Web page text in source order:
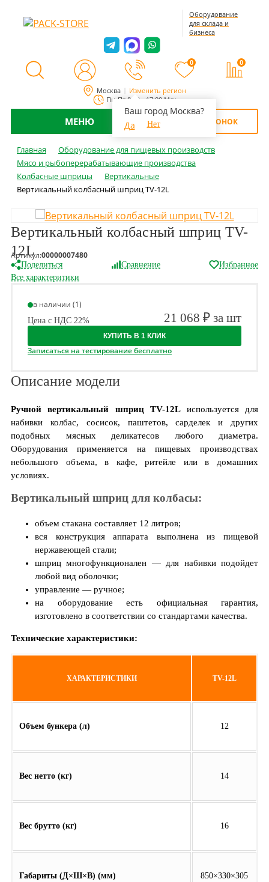
Москва Изменить регион
Ваш город Москва?
Да
Нет
Пн-Пт 8:00 - 17:00 Мск
Оборудование
для склада и
бизнеса
0 0
МЕНЮ ОБРАТНЫЙ ЗВОНОК
Главная
Оборудование для пищевых производств
Мясо и рыбоперерабатывающие производства
Колбасные шприцы
Вертикальные
Вертикальный колбасный шприц TV-12L
Вертикальный колбасный шприц TV-
12L
Артикул:00000007480
Поделиться Сравнение
Избранное
Все характеритики
в наличии (1)
Цена с НДС 22% 21 068 ₽ за шт
КУПИТЬ В 1 КЛИК
Записаться на тестирование бесплатно
Описание модели
Ручной вертикальный шприц TV-12L используется для
набивки колбас, сосисок, паштетов, сарделек и других
подобных мясных деликатесов любого диаметра.
Оборудования применяется на пищевых производствах
небольшого объема, в кафе, ритейле или в домашних
условиях.
Вертикальный шприц для колбасы:
объем стакана составляет 12 литров;
вся конструкция аппарата выполнена из пищевой
нержавеющей стали;
шприц многофункционален — для набивки подойдет
любой вид оболочки;
управление — ручное;
на оборудование есть официальная гарантия,
изготовлено в соответствии со стандартами качества.
Технические характеристики:
ХАРАКТЕРИСТИКИ TV-12L
Объем бункера (л) 12
Вес нетто (кг) 14
Вес брутто (кг) 16
Габариты (Д×Ш×В) (мм) 850×330×305